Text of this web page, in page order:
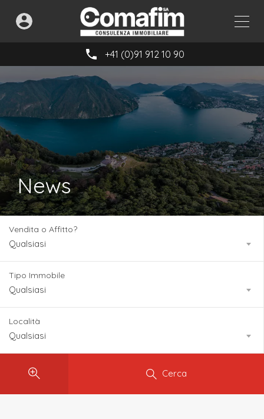
+41 (0)91 912 10 90
News
Vendita o Affitto?
Qualsiasi
Tipo Immobile
Qualsiasi
Località
Qualsiasi
Cerca